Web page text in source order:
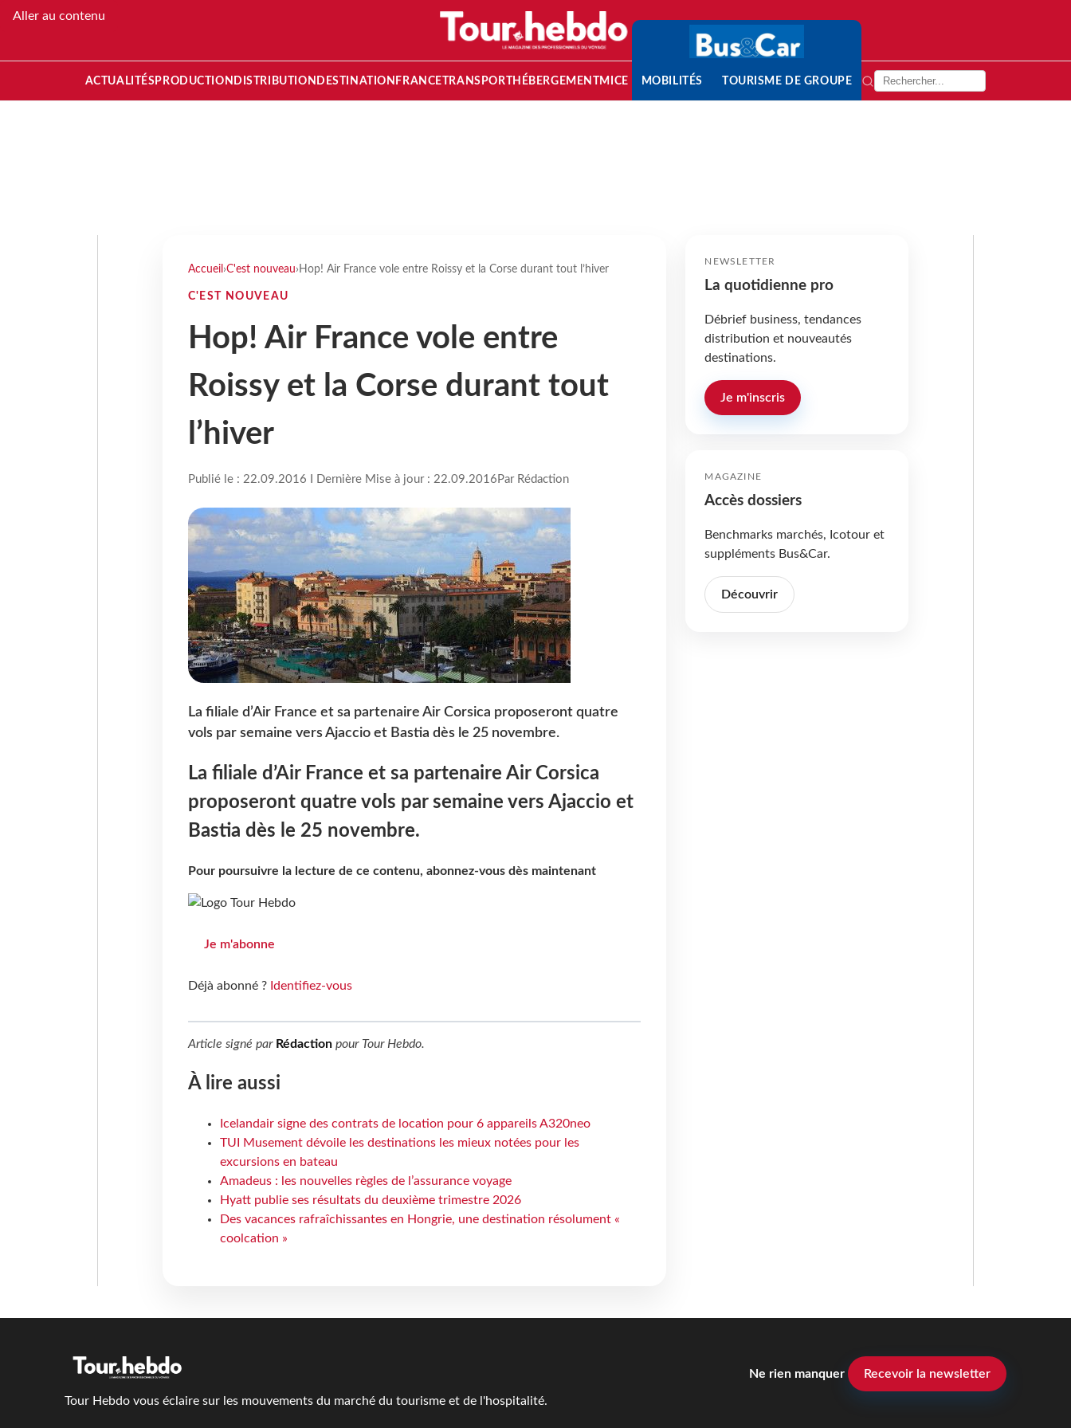
Aller au contenu
ACTUALITÉS PRODUCTION DISTRIBUTION DESTINATION FRANCETRANSPORT HÉBERGEMENTMICE MOBILITÉS TOURISME DE GROUPE
Accueil ›C'est nouveau› Hop! Air France vole entre Roissy et la Corse durant tout l’hiver
C'EST NOUVEAU
Hop! Air France vole entre
Roissy et la Corse durant tout
l’hiver
Publié le : 22.09.2016 I Dernière Mise à jour : 22.09.2016 Par Rédaction
La filiale d’Air France et sa partenaire Air Corsica proposeront quatre
vols par semaine vers Ajaccio et Bastia dès le 25 novembre.
La filiale d’Air France et sa partenaire Air Corsica
proposeront quatre vols par semaine vers Ajaccio et
Bastia dès le 25 novembre.
Pour poursuivre la lecture de ce contenu, abonnez-vous dès maintenant
Je m'abonne
Déjà abonné ? Identifiez-vous
Article signé par Rédactionpour Tour Hebdo.
À lire aussi
Icelandair signe des contrats de location pour 6 appareils A320neo
TUI Musement dévoile les destinations les mieux notées pour les
excursions en bateau
Amadeus : les nouvelles règles de l’assurance voyage
Hyatt publie ses résultats du deuxième trimestre 2026
Des vacances rafraîchissantes en Hongrie, une destination résolument «
coolcation »
NEWSLETTER
La quotidienne pro
Débrief business, tendances
distribution et nouveautés
destinations.
Je m'inscris
MAGAZINE
Accès dossiers
Benchmarks marchés, Icotour et
suppléments Bus&Car.
Découvrir
Tour Hebdo vous éclaire sur les mouvements du marché du tourisme et de l'hospitalité.
Ne rien manquer Recevoir la newsletter